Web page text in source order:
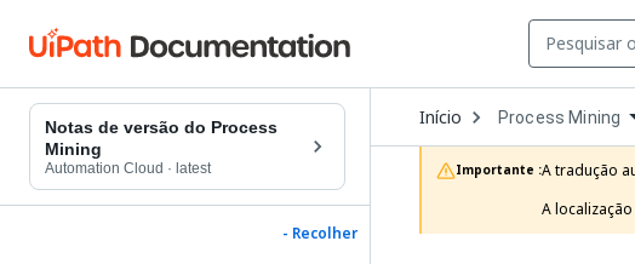
Notas de versão do Process
Mining
Automation Cloud · latest
- Recolher
Início Open
Dropdown
to
choose
product
Process Mining
Importante :A tradução
A